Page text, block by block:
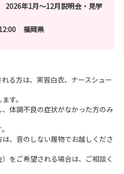
2026年1月～12月説明会・見学
福岡県
る方は、実習白衣、ナースシュー
す。
体調不良の症状がなかった方のみ
、音のしない履物でお越しくださ
をご希望される場合は、ご相談く